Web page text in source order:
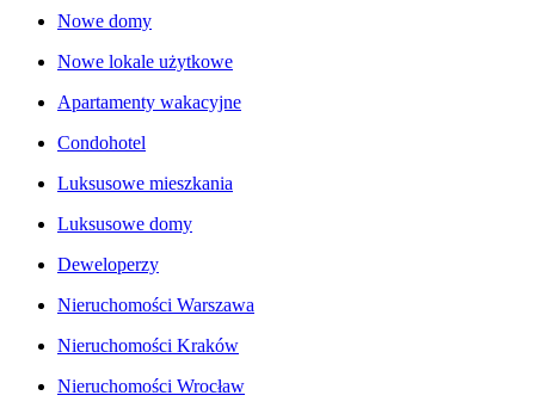
Nowe domy
Nowe lokale użytkowe
Apartamenty wakacyjne
Condohotel
Luksusowe mieszkania
Luksusowe domy
Deweloperzy
Nieruchomości Warszawa
Nieruchomości Kraków
Nieruchomości Wrocław